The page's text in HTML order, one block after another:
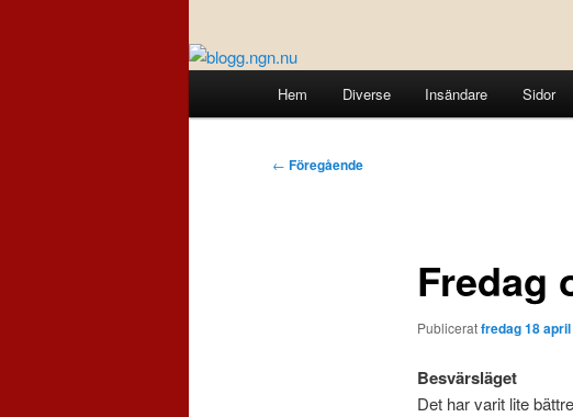
Hem Diverse Insändare Sidor
Inläggsnavigering
← Föregående
Fredag
Publiceratfredag 18
Besvärsläget
Det har varit lite